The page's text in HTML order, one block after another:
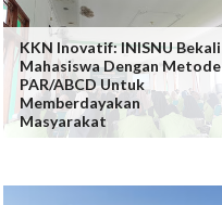
KKN Inovatif: INISNU Bekali
Mahasiswa Dengan Metode
PAR/ABCD Untuk
Memberdayakan
Masyarakat